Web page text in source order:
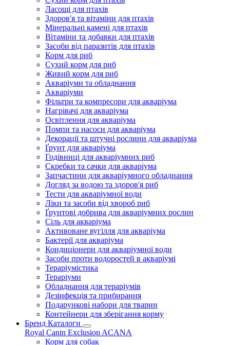
Ласощі для птахів
Здоров'я та вітаміни для птахів
Мінеральні камені для птахів
Вітаміни та добавки для птахів
Засоби від паразитів для птахів
Корм для риб
Сухий корм для риб
Живий корм для риб
Акваріуми та обладнання
Акваріуми
Фільтри та компресори для акваріума
Нагрівачі для акваріума
Освітлення для акваріума
Помпи та насоси для акваріума
Декорації та штучні рослини для акваріума
Ґрунт для акваріума
Годівниці для акваріумних риб
Скребки та сачки для акваріума
Запчастини для акваріумного обладнання
Догляд за водою та здоров'я риб
Тести для акваріумної води
Ліки та засоби від хвороб риб
Ґрунтові добрива для акваріумних рослин
Сіль для акваріума
Активоване вугілля для акваріума
Бактерії для акваріума
Кондиціонери для акваріумної води
Засоби проти водоростей в акваріумі
Тераріумістика
Тераріуми
Обладнання для тераріумів
Дезінфекція та прибирання
Подарункові набори для тварин
Контейнери для зберігання корму
Бренд Каталоги
Royal Canin Exclusion ACANA
Корм для собак